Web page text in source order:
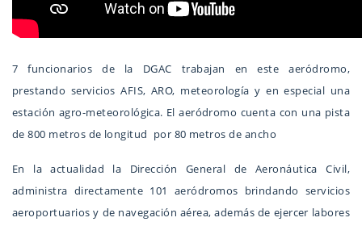
7 funcionarios de la DGAC trabajan en este aeródromo,
prestando servicios AFIS, ARO, meteorología y en especial una
estación agro-meteorológica. El aeródromo cuenta con una pista
de 800 metros de longitud por 80 metros de ancho
En la actualidad la Dirección General de Aeronáutica Civil,
administra directamente 101 aeródromos brindando servicios
aeroportuarios y de navegación aérea, además de ejercer labores